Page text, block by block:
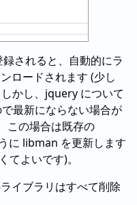
されると、自動的にラ
ロードされます (少し
かし、jquery について
最新にならない場合が
この場合は既存の
に libman を更新します
てよいです)。
イブラリはすべて削除